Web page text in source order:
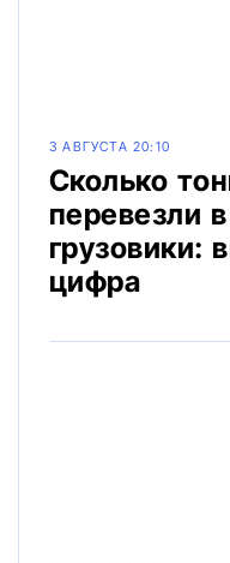
3 АВГУСТА 20:10
Сколько
перевезли
грузовики:
цифра